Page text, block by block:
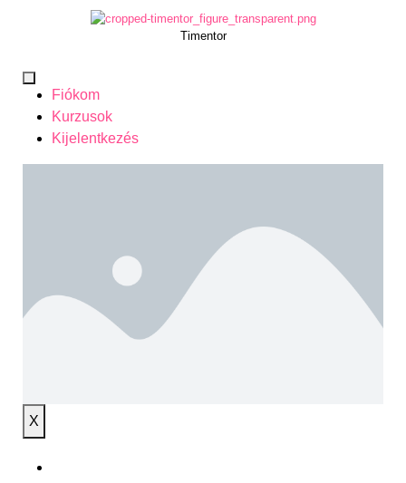
Timentor
Fiókom
Kurzusok
Kijelentkezés
X